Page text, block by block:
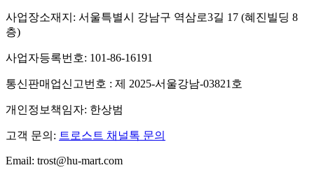
사업장소재지: 서울특별시 강남구 역삼로3길 17 (혜진빌딩 8
층)
사업자등록번호: 101-86-16191
통신판매업신고번호 : 제 2025-서울강남-03821호
개인정보책임자: 한상범
고객 문의: 트로스트 채널톡 문의
Email: trost@hu-mart.com